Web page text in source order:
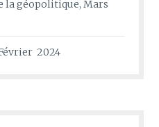
la géopolitique, Mars
2024